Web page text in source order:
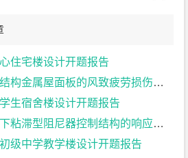
住宅楼设计开题报告
属屋面板的风致疲劳损伤研究开题报告
生宿舍楼设计开题报告
型阻尼器控制结构的响应特征研究开题报告
级中学教学楼设计开题报告